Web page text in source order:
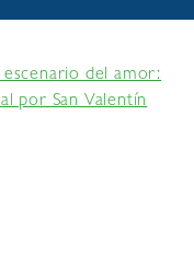
del amor:
por San Valentín